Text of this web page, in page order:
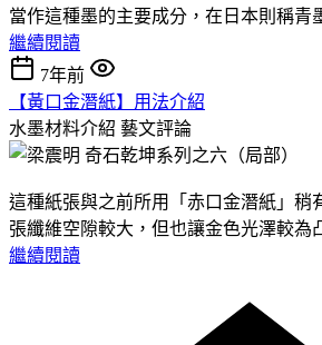
當作這種墨的主要成分，在日本則稱青
繼續閱讀
7年前
【黃口金潛紙】用法介紹
水墨材料介紹 藝文評論
這種紙張與之前所用「赤口金潛紙」稍
張纖維空隙較大，但也讓金色光澤較為
繼續閱讀